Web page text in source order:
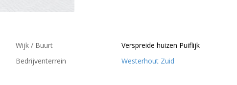
Wijk / Buurt
Verspreide huizen Puiflijk
Bedrijventerrein
Westerhout Zuid